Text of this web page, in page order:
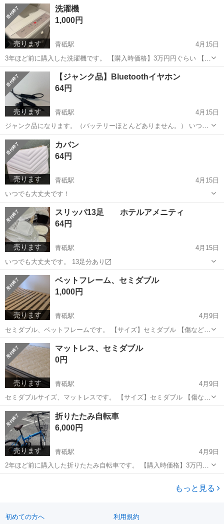
東京 葛飾区 青砥駅
売ります
洗濯機
1,000円
青砥駅
4月15日
3年ほど前に購入した洗濯機です。 【購入時価格】3万円円ぐらい 【サ
イズ】写真見てください。 【傷などの状態】中古です。 【アピールポ
イント】状態はいいのでまだまだ使えます！ 【希望取引場所】自宅
（お運びからお願いします。...
東京 葛飾区 生活家電
売ります
【ジャンク品】Bluetoothイヤホン
64円
青砥駅
4月15日
ジャンク品になります。（バッテリーほとんどありません。） いつで
も大丈夫です。
東京 葛飾区
売ります
カバン
64円
青砥駅
4月15日
いつでも大丈夫です！
東京 葛飾区 青砥駅 バッグ
売ります
スリッパ13足 ホテルアメニティ
64円
青砥駅
4月15日
いつでも大丈夫です。 13足分あり〼
東京 葛飾区 青砥駅 アメニティ
売ります
ベットフレーム、セミダブル
1,000円
青砥駅
4月9日
セミダブル、ベットフレームです。 【サイズ】セミダブル 【傷などの
状態】中古です。 【アピールポイント】状態はいいのでまだまだ使え
ます！ 【希望取引場所】自宅近く 【希望取引日時】いつでも待ってま
す。 上記の条件に合わせ...
東京 葛飾区 青砥駅 セミダブル
売ります
マットレス、セミダブル
0円
青砥駅
4月9日
セミダブルサイズ、マットレスです。 【サイズ】セミダブル 【傷など
の状態】中古です。 【アピールポイント】状態はいいのでまだまだ使
えます！ 【希望取引場所】自宅近く 【希望取引日時】いつでも 上記
の条件に合わせてくださる...
東京 葛飾区 青砥駅 寝具
売ります
折りたたみ自転車
6,000円
青砥駅
4月9日
2年ほど前に購入した折りたたみ自転車です。 【購入時価格】3万円ぐ
らい 【サイズ】写真参照ください。 【傷などの状態】雨風にさらさ
れ、サビています。 【アピールポイント】状態はいいのでまだまだ使
もっと見る
初めての方へ 利用規約